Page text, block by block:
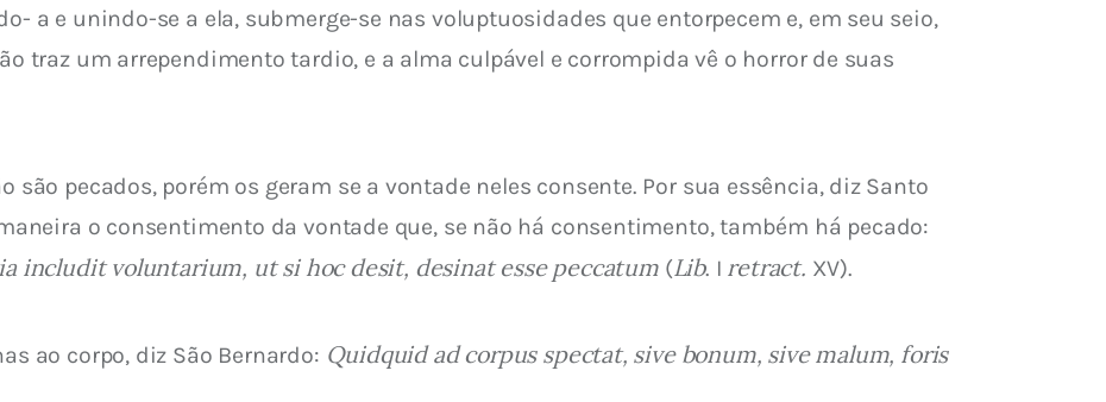
a e unindo-se a ela, submerge-se nas voluptuosidades que entorpecem e, em seu seio,
traz um arrependimento tardio, e a alma culpável e corrompida vê o horror de suas
são pecados, porém os geram se a vontade neles consente. Por sua essência, diz Santo
o consentimento da vontade que, se não há consentimento, também há pecado:
includit voluntarium, ut si hoc desit, desinat esse peccatum (Lib. I retract. XV).
ao corpo, diz São Bernardo: Quidquid ad corpus spectat, sive bonum, sive malum, foris